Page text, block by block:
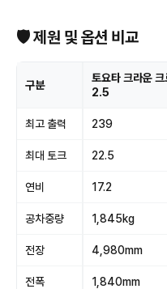
🛡 제원 및 옵션 비교
구분
토요타 크라운 크
2.5
최고 출력 239
최대 토크 22.5
연비 17.2
공차중량 1,845kg
전장 4,980mm
전폭 1,840mm